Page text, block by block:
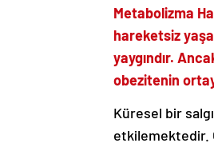
Metabolizma
hareketsiz
yaygındır.
obezitenin
Küresel bir
etkilemektedir.